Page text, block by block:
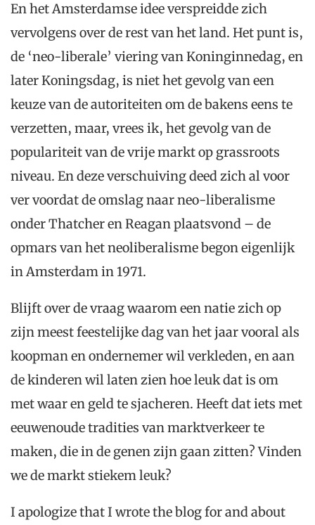
En het Amsterdamse idee verspreidde zich
vervolgens over de rest van het land. Het punt is,
de ‘neo-liberale’ viering van Koninginnedag, en
later Koningsdag, is niet het gevolg van een
keuze van de autoriteiten om de bakens eens te
verzetten, maar, vrees ik, het gevolg van de
populariteit van de vrije markt op grassroots
niveau. En deze verschuiving deed zich al voor
ver voordat de omslag naar neo-liberalisme
onder Thatcher en Reagan plaatsvond – de
opmars van het neoliberalisme begon eigenlijk
in Amsterdam in 1971.
Blijft over de vraag waarom een natie zich op
zijn meest feestelijke dag van het jaar vooral als
koopman en ondernemer wil verkleden, en aan
de kinderen wil laten zien hoe leuk dat is om
met waar en geld te sjacheren. Heeft dat iets met
eeuwenoude tradities van marktverkeer te
maken, die in de genen zijn gaan zitten? Vinden
we de markt stiekem leuk?
I apologize that I wrote the blog for and about